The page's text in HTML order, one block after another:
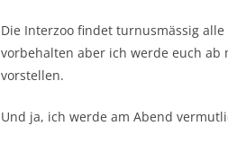
Die Interzoo findet turnusmässig
vorbehalten aber ich werde euch ab
vorstellen.
Und ja, ich werde am Abend